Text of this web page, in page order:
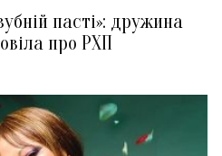
пасті»: дружина
про РХП